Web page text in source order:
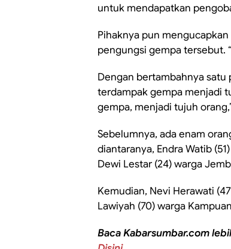
untuk mendapatkan
Pihaknya pun
pengungsi gempa tersebut.
Dengan bertambahnya satu
terdampak gempa menjadi
gempa, menjadi tujuh
Sebelumnya, ada enam
diantaranya, Endra Watib
Dewi Lestar (24) warga
Kemudian, Nevi Herawati
Lawiyah (70) warga
Baca Kabarsumbar.com